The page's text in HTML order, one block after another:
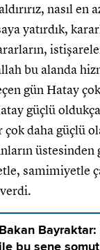
nasıl en
yatırdık,
bu alanda
gün Hatay
güçlü
daha güçlü
samimiyetle
Bakan
ile bu sene